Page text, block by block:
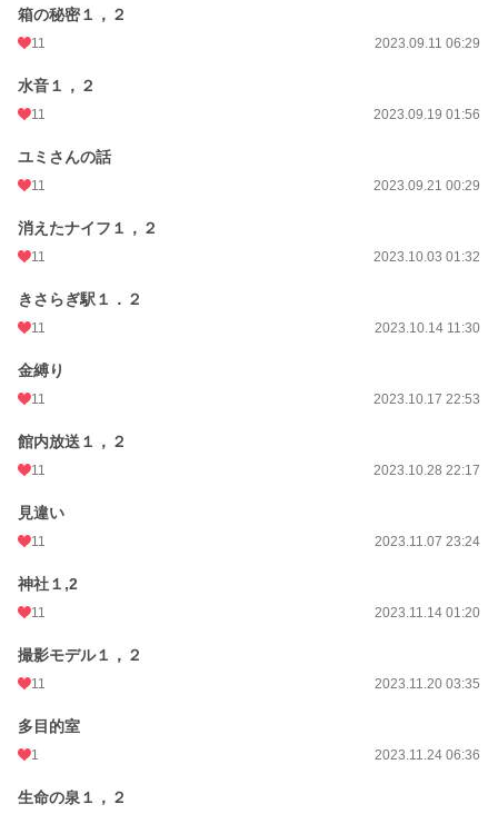
箱の秘密１，２
11 2023.09.11 06:29
水音１，２
11 2023.09.19 01:56
ユミさんの話
11 2023.09.21 00:29
消えたナイフ１，２
11 2023.10.03 01:32
きさらぎ駅１．２
11 2023.10.14 11:30
金縛り
11 2023.10.17 22:53
館内放送１，２
11 2023.10.28 22:17
見違い
11 2023.11.07 23:24
神社１,2
11 2023.11.14 01:20
撮影モデル１，２
11 2023.11.20 03:35
多目的室
1 2023.11.24 06:36
生命の泉１，２